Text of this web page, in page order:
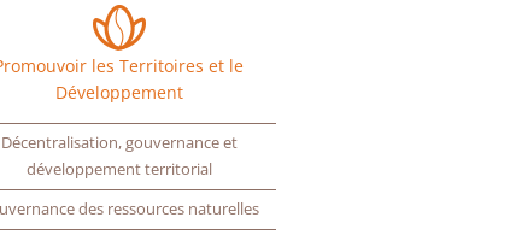
les Territoires et le
Développement
Décentralisation, gouvernance et
développement territorial
des ressources naturelles